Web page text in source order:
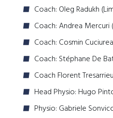
Coach: Oleg Radukh
Coach: Andrea Mercuri
Coach: Cosmin
Coach: Stéphane De
Coach Florent
Head Physio: Hugo
Physio: Gabriele